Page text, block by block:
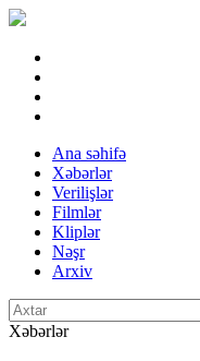
Ana səhifə
Xəbərlər
Verilişlər
Filmlər
Kliplər
Nəşr
Arxiv
Xəbərlər